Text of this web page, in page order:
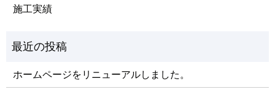
施工実績
ホームページをリニューアルしました。